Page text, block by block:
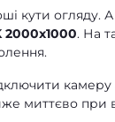
кути огляду.
2000x1000. На
миттєво при